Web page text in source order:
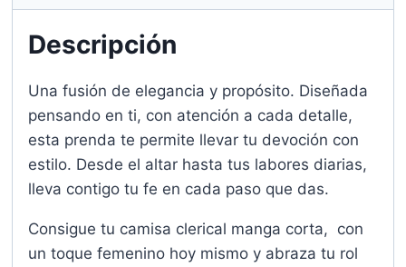
Descripción
Una fusión de elegancia y propósito. Diseñada
pensando en ti, con atención a cada detalle,
esta prenda te permite llevar tu devoción con
estilo. Desde el altar hasta tus labores diarias,
lleva contigo tu fe en cada paso que das.
Consigue tu camisa clerical manga corta, con
un toque femenino hoy mismo y abraza tu rol